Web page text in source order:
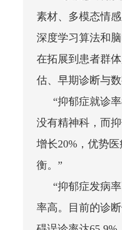
素材、多模态情
深度学习算法和
在拓展到患者群
估、早期诊断与数
“抑郁症就诊
没有精神科，而
增长20%，优势
衡。”
“抑郁症发病
率高。目前的诊